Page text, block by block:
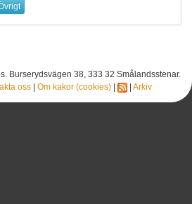
Burserydsvägen 38, 333 32 Smålandsstenar.
oss | Om kakor (cookies) | | Arkiv